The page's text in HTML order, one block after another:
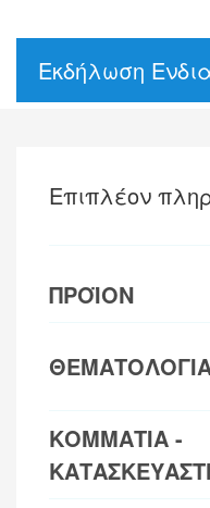
Εκδήλωση
Επιπλέον
ΠΡΟΪΟΝ
ΚΟΜΜΑΤΙΑ -